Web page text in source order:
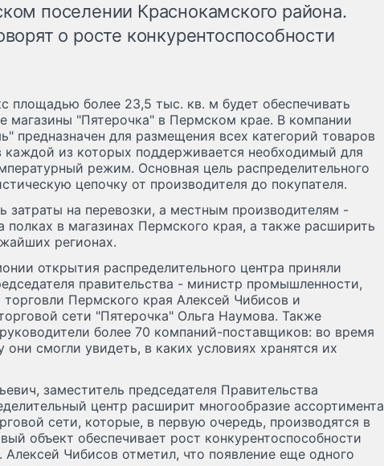
поселении Краснокамского района.
о росте конкурентоспособности
площадью более 23,5 тыс. кв. м будет обеспечивать
магазины "Пятерочка" в Пермском крае. В компании
предназначен для размещения всех категорий товаров
каждой из которых поддерживается необходимый для
режим. Основная цель распределительного
цепочку от производителя до покупателя.
затраты на перевозки, а местным производителям -
полках в магазинах Пермского края, а также расширить
регионах.
открытия распределительного центра приняли
правительства - министр промышленности,
торговли Пермского края Алексей Чибисов и
сети "Пятерочка" Ольга Наумова. Также
более 70 компаний-поставщиков: во время
они смогли увидеть, в каких условиях хранятся их
заместитель председателя Правительства
центр расширит многообразие ассортимента
сети, которые, в первую очередь, производятся в
объект обеспечивает рост конкурентоспособности
Алексей Чибисов отметил, что появление еще одного